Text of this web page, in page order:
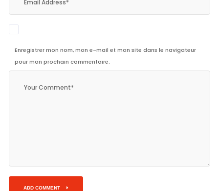
Enregistrer mon nom, mon e-mail et mon site dans le navigateur
pour mon prochain commentaire.
ADD COMMENT